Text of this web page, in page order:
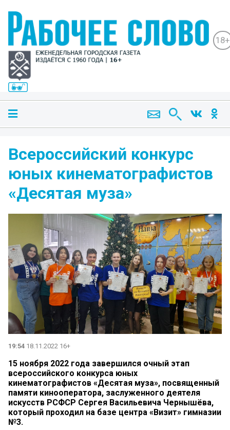
18+
Всероссийский конкурс
юных кинематографистов
«Десятая муза»
19:54 18.11.2022 16+
15 ноября 2022 года завершился очный этап
всероссийского конкурса юных
кинематографистов «Десятая муза», посвященный
памяти кинооператора, заслуженного деятеля
искусств РСФСР Сергея Васильевича Чернышёва,
который проходил на базе центра «Визит» гимназии
№3.